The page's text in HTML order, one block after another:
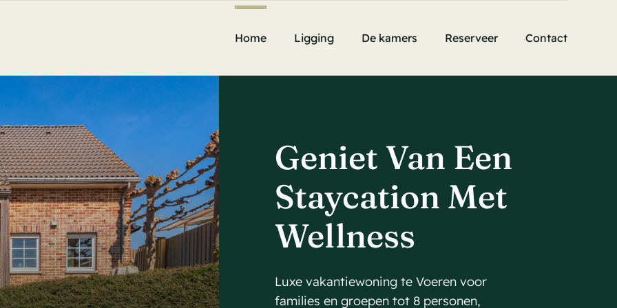
Home Ligging De kamers Reserveer Contact
Geniet Van Een
Staycation Met
Wellness
Luxe vakantiewoning te Voeren voor
families en groepen tot 8 personen,